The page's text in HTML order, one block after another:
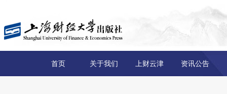
首页 关于我们 上财云津 资讯公告